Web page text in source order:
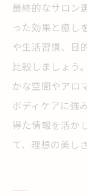
満足
ツ
エス
夫
エステ
最終的なサロン
った効果と癒し
や生活習慣、目
比較しましょう
かな空間やアロ
ボディケアに強
得た情報を活か
て、理想の美し